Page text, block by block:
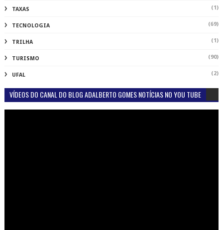
TAXAS (1)
TECNOLOGIA (69)
TRILHA (1)
TURISMO (90)
UFAL (2)
VÍDEOS DO CANAL DO BLOG ADALBERTO GOMES NOTÍCIAS NO YOU TUBE